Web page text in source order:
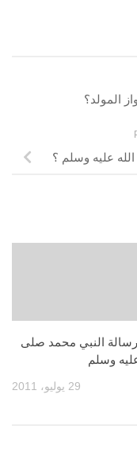
المولد؟
عليه وسلم ؟
رسالة النبي محمد صلى
وسلم
29 يوليو، 2011